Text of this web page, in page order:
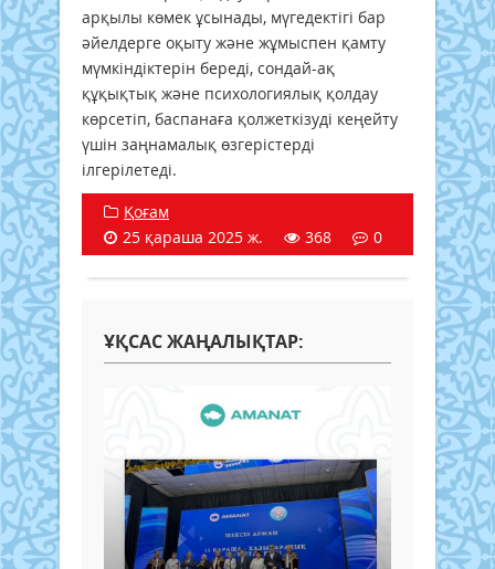
арқылы көмек ұсынады, мүгедектігі бар
әйелдерге оқыту және жұмыспен қамту
мүмкіндіктерін береді, сондай-ақ
құқықтық және психологиялық қолдау
көрсетіп, баспанаға қолжеткізуді кеңейту
үшін заңнамалық өзгерістерді
ілгерілетеді.
Қоғам
25 қараша 2025 ж.
368 0
ҰҚСАС ЖАҢАЛЫҚТАР: